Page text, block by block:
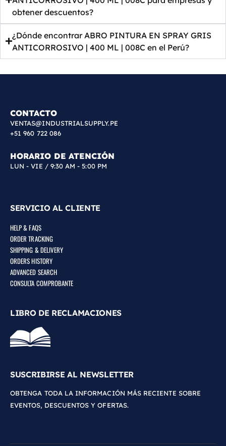
obtener descuentos?
¿Dónde encontrar ABRO PINTURA EN SPRAY GRIS
ANTICORROSIVO | 400 ML | 008C en el Perú?
CONTACTO
VENTAS@INDUSTRIALSUPPLY.PE
+51 960 722 086
HORARIO DE ATENCIÓN
LUN - VIE / 9:30 AM - 5:00 PM
SERVICIO AL CLIENTE
HELP & FAQS
ORDER TRACKING
SHIPPING & DELIVERY
ORDERS HISTORY
ADVANCED SEARCH
CONSULTA COMPROBANTE
LIBRO DE RECLAMACIONES
SUSCRIBIRSE AL NEWSLETTER
OBTENGA TODA LA INFORMACIÓN MÁS RECIENTE SOBRE
EVENTOS, DESCUENTOS Y OFERTAS.